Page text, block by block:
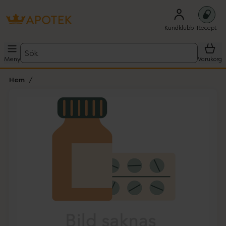
Kundklubb Recept
Meny
Sök
Varukorg
Hem
Lista: . Innehåller 1 objekt.